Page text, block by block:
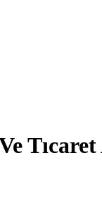
Tıcaret